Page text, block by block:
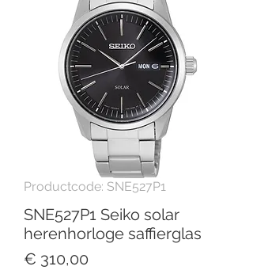
Productcode: SNE527P1
SNE527P1 Seiko solar
herenhorloge saffierglas
€ 310,00